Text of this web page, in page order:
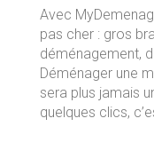
Avec
pas cher : gros
déménagement,
Déménager une
sera plus jamais
quelques clics,